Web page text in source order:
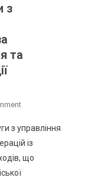
Території
Громади
з
та
On
Зміну
Тарифу На
Послуги З
Управління
з управління
із
що